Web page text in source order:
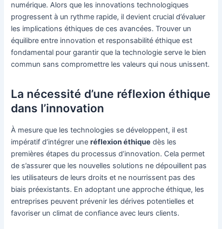
numérique. Alors que les innovations technologiques
progressent à un rythme rapide, il devient crucial d’évaluer
les implications éthiques de ces avancées. Trouver un
équilibre entre innovation et responsabilité éthique est
fondamental pour garantir que la technologie serve le bien
commun sans compromettre les valeurs qui nous unissent.
La nécessité d’une réflexion éthique
dans l’innovation
À mesure que les technologies se développent, il est
impératif d’intégrer uneréflexion éthique dès les
premières étapes du processus d’innovation. Cela permet
de s’assurer que les nouvelles solutions ne dépouillent pas
les utilisateurs de leurs droits et ne nourrissent pas des
biais préexistants. En adoptant une approche éthique, les
entreprises peuvent prévenir les dérives potentielles et
favoriser un climat de confiance avec leurs clients.